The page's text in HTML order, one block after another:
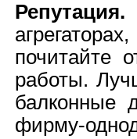
Репутация.
почитайте
работы.
балконные
фирму-